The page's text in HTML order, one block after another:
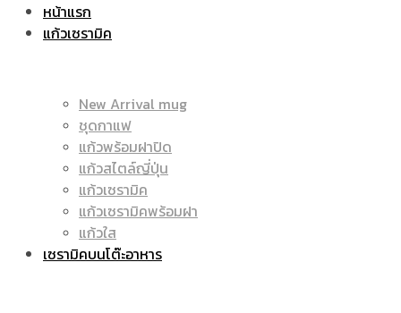
แก้ว
ราคา
หน้าแรก
แก้วเซรามิค
New Arrival mug
ชุดกาแฟ
แก้วพร้อมฝาปิด
แก้วสไตล์ญี่ปุ่น
แก้วเซรามิค
แก้วเซรามิคพร้อมฝา
แก้วใส
เซรามิคบนโต๊ะอาหาร